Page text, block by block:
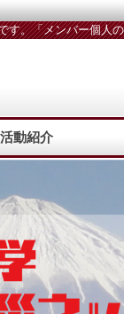
。「メンバー個人
活動紹介